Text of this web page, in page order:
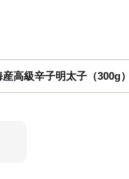
高級辛子明太子（300g）